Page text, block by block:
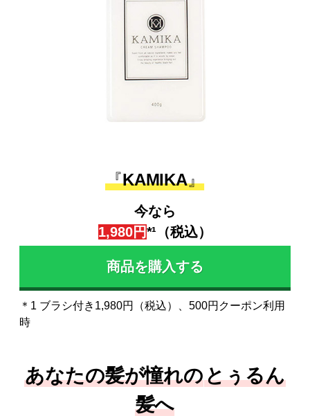
『KAMIKA』
今なら
1,980円*¹（税込）
商品を購入する
＊1 ブラシ付き1,980円（税込）、500円クーポン利用
時
あなたの髪が憧れのとぅるん
髪へ